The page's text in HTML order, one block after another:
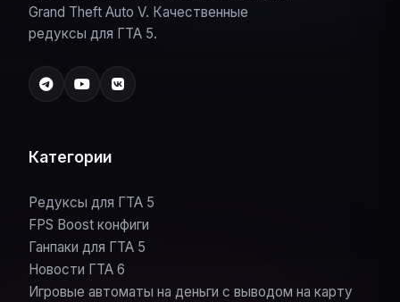
Grand Theft Auto V. Качественные
редуксы для ГТА 5.
Категории
Редуксы для ГТА 5
FPS Boost конфиги
Ганпаки для ГТА 5
Новости ГТА 6
Игровые автоматы на деньги с выводом на карту